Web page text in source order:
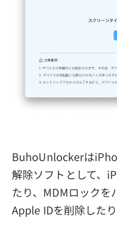
BuhoUnlockerは
解除ソフトとして、
たり、MDMロックを
Apple IDを削除した